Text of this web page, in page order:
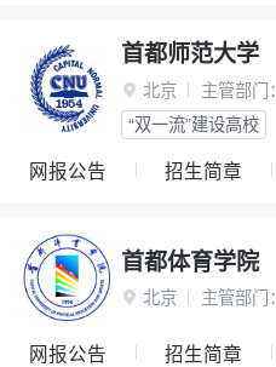
首都师范大学
 北京 主管部门：
“双一流”建设高校
网报公告 招生简章
首都体育学院
 北京 主管部门：
网报公告 招生简章